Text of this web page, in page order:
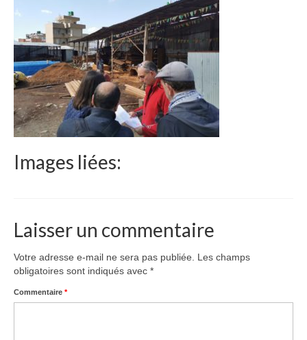
Documents
Parrainages
Missions 2023
Actualités
Nous contacter
Images liées:
Laisser un commentaire
Votre adresse e-mail ne sera pas publiée.
Les champs
obligatoires sont indiqués avec *
Commentaire *